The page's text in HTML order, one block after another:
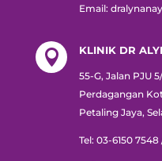
Email:
 KLINIK DR
55-G, Jalan PJU
Perdagangan
Petaling Jaya,
Tel: 03-6150 7548